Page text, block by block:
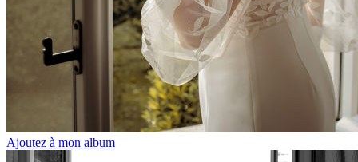
Ajoutez à mon album